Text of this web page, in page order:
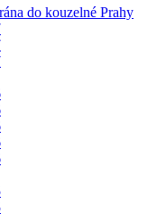
do kouzelné Prahy